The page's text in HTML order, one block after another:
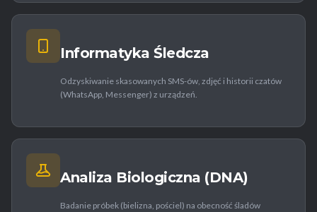
Informatyka Śledcza
Odzyskiwanie skasowanych SMS-ów, zdjęć i historii czatów
(WhatsApp, Messenger) z urządzeń.
Analiza Biologiczna (DNA)
Badanie próbek (bielizna, pościel) na obecność śladów